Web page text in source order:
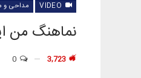
مداحی و
نماهنگ من